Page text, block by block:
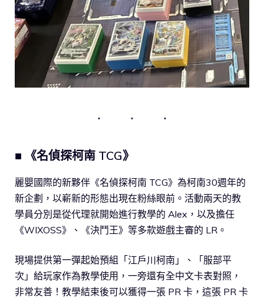
■ 《名偵探柯南 TCG》
麗嬰國際的新夥伴《名偵探柯南 TCG》為柯南30週年的
新企劃，以嶄新的形態出現在粉絲眼前。活動兩天的教
學員分別是從代理就開始進行教學的 Alex，以及擔任
《WIXOSS》、《決鬥王》等多款遊戲主審的 LR。
現場提供第一彈起始預組「江戶川柯南」、「服部平
次」給玩家作為教學使用，一旁還有全中文卡表對照，
非常友善！教學結束後可以獲得一張 PR 卡，這張 PR 卡